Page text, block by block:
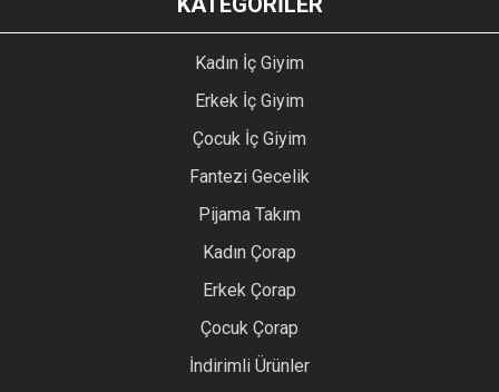
Kadın İç Giyim
Erkek İç Giyim
Çocuk İç Giyim
Fantezi Gecelik
Pijama Takım
Kadın Çorap
Erkek Çorap
Çocuk Çorap
İndirimli Ürünler